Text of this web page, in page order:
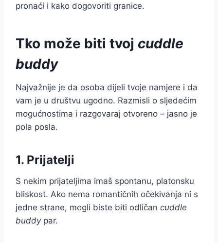
pronaći i kako dogovoriti granice.
Tko može biti tvoj cuddle
buddy
Najvažnije je da osoba dijeli tvoje namjere i da
vam je u društvu ugodno. Razmisli o sljedećim
mogućnostima i razgovaraj otvoreno – jasno je
pola posla.
1. Prijatelji
S nekim prijateljima imaš spontanu, platonsku
bliskost. Ako nema romantičnih očekivanja ni s
jedne strane, mogli biste biti odličan cuddle
buddypar.